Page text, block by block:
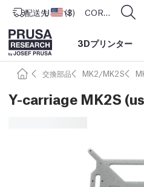
配送先 アメリカ合衆国
USD ($) CORE One L: Now In Stock!
3Dプリンター
交換部品 MK2/MK2S
Y-carriage MK2S